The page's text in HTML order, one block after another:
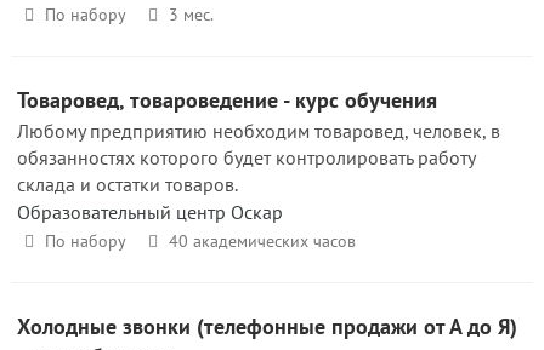
По набору 3 мес.
Товаровед, товароведение - курс обучения
Любому предприятию необходим товаровед, человек, в
обязанностях которого будет контролировать работу
склада и остатки товаров.
Образовательный центр Оскар
По набору 40 академических часов
Холодные звонки (телефонные продажи от А до Я)